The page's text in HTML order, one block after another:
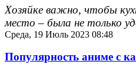
Хозяйке важно, чтобы
место – была не только
Среда, 19 Июль 2023 08:48
Популярность аниме с